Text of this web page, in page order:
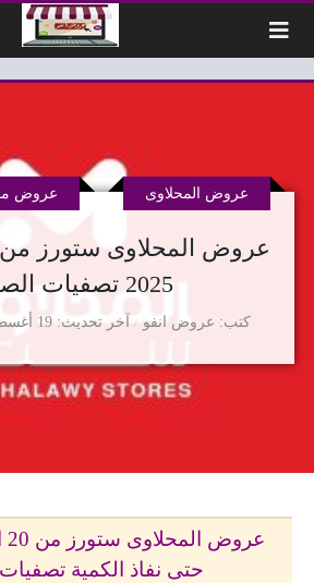
2025 تصفيات الصيف
كتب عروض انفو
عروض المحلاوى عروض
آخر تحديث 19 أغسطس 2025 - 9:34م
حتى نفاذ الكمية